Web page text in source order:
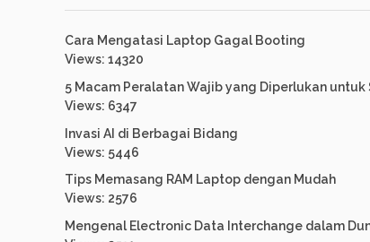
Cara Mengatasi Laptop Gagal Booting
Views: 14320
5 Macam Peralatan Wajib yang Diperlukan
Views: 6347
Invasi AI di Berbagai Bidang
Views: 5446
Tips Memasang RAM Laptop dengan Mudah
Views: 2576
Mengenal Electronic Data Interchange dalam